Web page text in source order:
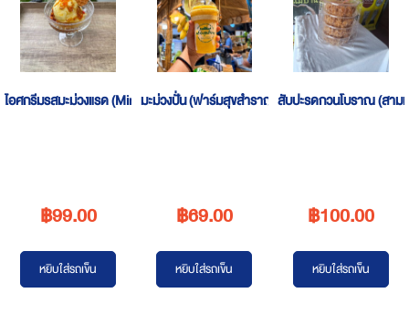
ไอศกรีมรสมะม่วงแรด (Mint’Cha Ice cream)
฿99.00
หยิบใส่รถเข็น
มะม่วงปั่น (ฟาร์มสุขสำราญ)
฿69.00
หยิบใส่รถเข็น
สับปะรดกวนโบราณ (สาม
฿100.00
หยิบใส่รถเข็น